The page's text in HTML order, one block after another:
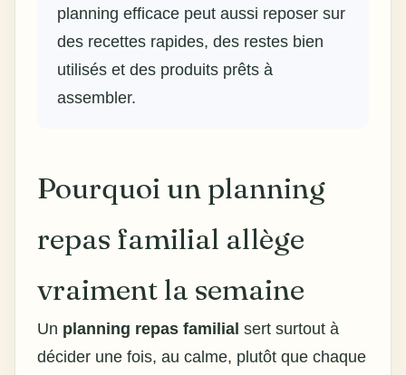
planning efficace peut aussi reposer sur
des recettes rapides, des restes bien
utilisés et des produits prêts à
assembler.
Pourquoi un planning
repas familial allège
vraiment la semaine
Un planning repas familial sert surtout à
décider une fois, au calme, plutôt que chaque